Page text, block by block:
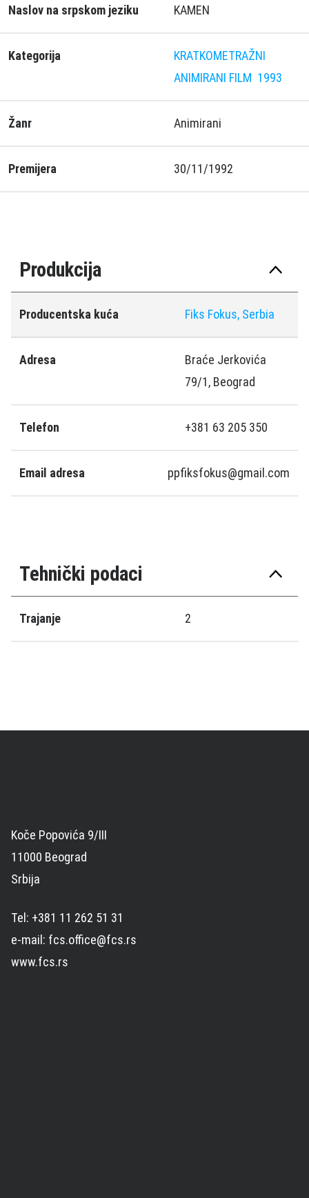
Naslov na srpskom jeziku KAMEN
Kategorija
KRATKOMETRAŽNI
ANIMIRANI FILM 1993
Žanr Animirani
Premijera 30/11/1992
Produkcija
Producentska kuća Fiks Fokus, Serbia
Adresa
Braće Jerkovića
79/1, Beograd
Telefon +381 63 205 350
Email adresa ppfiksfokus@gmail.com
Tehnički podaci
Trajanje 2
Koče Popovića 9/III
11000 Beograd
Srbija
Tel: +381 11 262 51 31
e-mail: fcs.office@fcs.rs
www.fcs.rs